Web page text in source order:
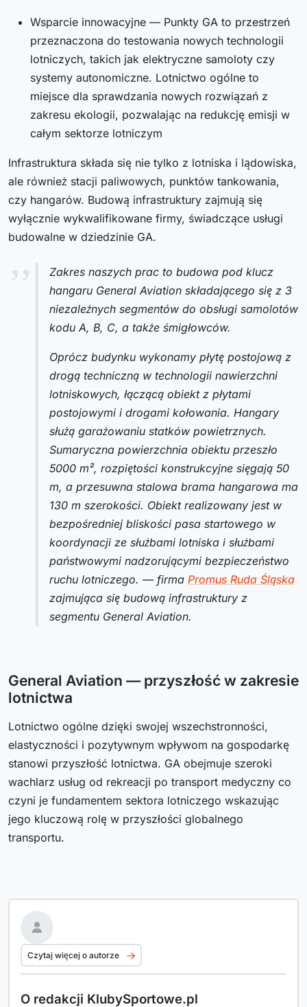
Wsparcie innowacyjne — Punkty GA to przestrzeń
przeznaczona do testowania nowych technologii
lotniczych, takich jak elektryczne samoloty czy
systemy autonomiczne. Lotnictwo ogólne to
miejsce dla sprawdzania nowych rozwiązań z
zakresu ekologii, pozwalając na redukcję emisji w
całym sektorze lotniczym
Infrastruktura składa się nie tylko z lotniska i lądowiska,
ale również stacji paliwowych, punktów tankowania,
czy hangarów. Budową infrastruktury zajmują się
wyłącznie wykwalifikowane firmy, świadczące usługi
budowalne w dziedzinie GA.
Zakres naszych prac to budowa pod klucz
hangaru General Aviation składającego się z 3
niezależnych segmentów do obsługi samolotów
kodu A, B, C, a także śmigłowców.
Oprócz budynku wykonamy płytę postojową z
drogą techniczną w technologii nawierzchni
lotniskowych, łączącą obiekt z płytami
postojowymi i drogami kołowania. Hangary
służą garażowaniu statków powietrznych.
Sumaryczna powierzchnia obiektu przeszło
5000 m², rozpiętości konstrukcyjne sięgają 50
m, a przesuwna stalowa brama hangarowa ma
130 m szerokości. Obiekt realizowany jest w
bezpośredniej bliskości pasa startowego w
koordynacji ze służbami lotniska i służbami
państwowymi nadzorującymi bezpieczeństwo
ruchu lotniczego. — firma Promus Ruda Śląska
zajmująca się budową infrastruktury z
segmentu General Aviation.
General Aviation — przyszłość w zakresie
lotnictwa
Lotnictwo ogólne dzięki swojej wszechstronności,
elastyczności i pozytywnym wpływom na gospodarkę
stanowi przyszłość lotnictwa. GA obejmuje szeroki
wachlarz usług od rekreacji po transport medyczny co
czyni je fundamentem sektora lotniczego wskazując
jego kluczową rolę w przyszłości globalnego
transportu.
Czytaj więcej o autorze
O redakcji KlubySportowe.pl